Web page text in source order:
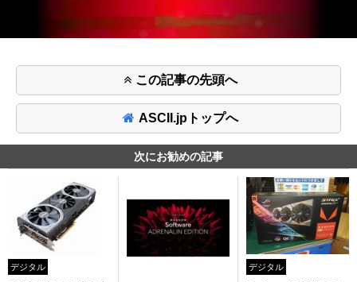
この記事の先頭へ
ASCII.jpトップへ
次にお勧めの記事
デジタル デジタル